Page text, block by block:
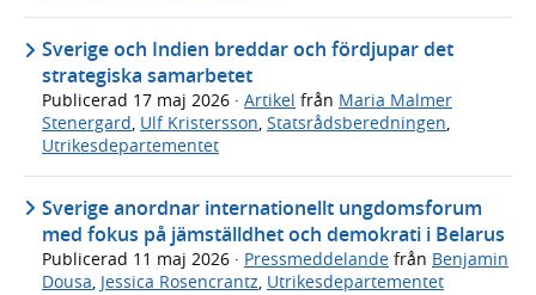
Sverige och Indien breddar och fördjupar det
strategiska samarbetet
Publicerad 17 maj 2026 · Artikel från Maria Malmer
Stenergard, Ulf Kristersson, Statsrådsberedningen,
Utrikesdepartementet
Sverige anordnar internationellt ungdomsforum
med fokus på jämställdhet och demokrati i Belarus
Publicerad 11 maj 2026 · Pressmeddelande från Benjamin
Dousa, Jessica Rosencrantz, Utrikesdepartementet